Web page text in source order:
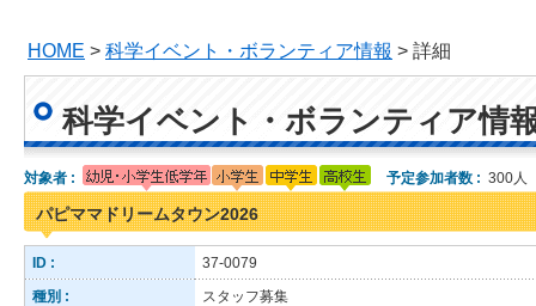
HOME > 科学イベント・ボランティア情報 > 詳細
科学イベント・ボランティア情
対象者 : 予定参加者数 : 300人
パピママドリームタウン2026
ID :
37-0079
種別 :
スタッフ募集